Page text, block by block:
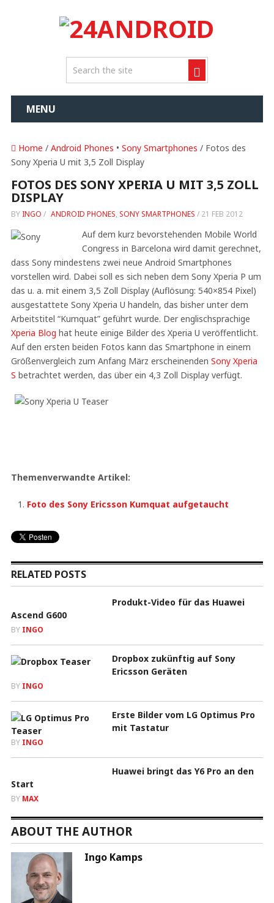
MENU
Home / Android Phones • Sony Smartphones / Fotos des
Sony Xperia U mit 3,5 Zoll Display
FOTOS DES SONY XPERIA U MIT 3,5 ZOLL
DISPLAY
BY INGO / ANDROID PHONES, SONY SMARTPHONES / 21 FEB 2012
Auf dem kurz bevorstehenden Mobile World
Congress in Barcelona wird damit gerechnet,
dass Sony mindestens zwei neue Android Smartphones
vorstellen wird. Dabei soll es sich neben dem Sony Xperia P um
das u. a. mit einem 3,5 Zoll Display (Auflösung: 540×854 Pixel)
ausgestattete Sony Xperia U handeln, das bisher unter dem
Arbeitstitel “Kumquat” geführt wurde. Der englischsprachige
Xperia Blog hat heute einige Bilder des Xperia U veröffentlicht.
Auf den ersten beiden Fotos kann das Smartphone in einem
Größenvergleich zum Anfang März erscheinenden Sony Xperia
S betrachtet werden, das über ein 4,3 Zoll Display verfügt.
Themenverwandte Artikel:
Foto des Sony Ericsson Kumquat aufgetaucht
RELATED POSTS
Produkt-Video für das Huawei
Ascend G600
BY INGO
Dropbox zukünftig auf Sony
Ericsson Geräten
BY INGO
Erste Bilder vom LG Optimus Pro
mit Tastatur
BY INGO
Huawei bringt das Y6 Pro an den
Start
BY MAX
ABOUT THE AUTHOR
Ingo Kamps